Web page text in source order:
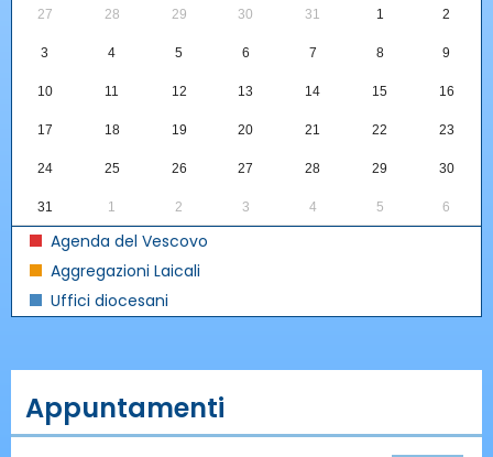
27 28 29 30 31 1 2
3 4 5 6 7 8 9
10 11 12 13 14 15 16
17 18 19 20 21 22 23
24 25 26 27 28 29 30
31 1 2 3 4 5 6
Agenda del Vescovo
Aggregazioni Laicali
Uffici diocesani
Appuntamenti